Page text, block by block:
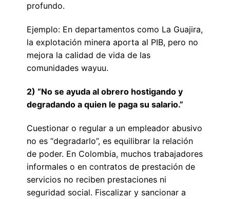
profundo.
Ejemplo: En departamentos como La Guajira,
la explotación minera aporta al PIB, pero no
mejora la calidad de vida de las
comunidades wayuu.
2) “No se ayuda al obrero hostigando y
degradando a quien le paga su salario.”
Cuestionar o regular a un empleador abusivo
no es “degradarlo”, es equilibrar la relación
de poder. En Colombia, muchos trabajadores
informales o en contratos de prestación de
servicios no reciben prestaciones ni
seguridad social. Fiscalizar y sancionar a